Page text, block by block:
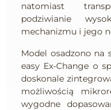
natomiast
podziwianie
mechanizmu i jego
Model osadzono na
easy Ex-Change o
doskonale
możliwością
wygodne